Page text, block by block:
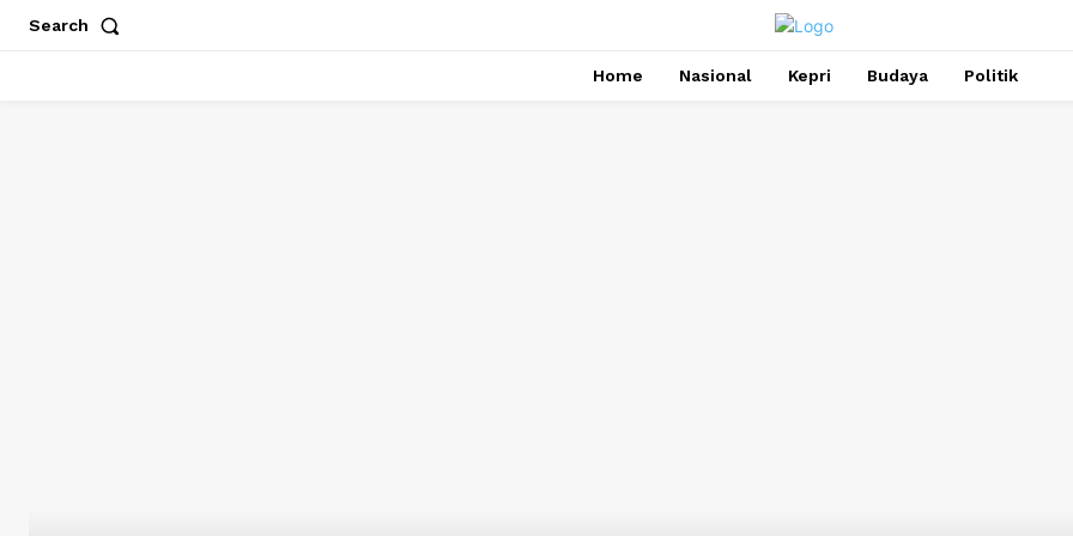
Search
Home Nasional Kepri Budaya Politik